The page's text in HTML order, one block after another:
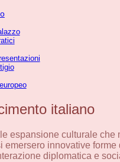
italiano
espansione culturale
innovative
diplomatica e